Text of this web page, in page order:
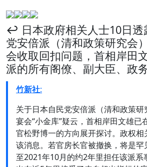
↩️ 日本政府相关人士10日透
党安倍派（清和政策研究会
会收取回扣问题，首相岸田
派的所有阁僚、副大臣、政
竹新社:
关于日本自民党安倍派（清和政策
宴会“小金库”疑云，首相岸田文雄已
官松野博一的方向展开探讨。政权相
该消息。若官房长官被撤换，将是罕
至2021年10月的约2年里担任该派系